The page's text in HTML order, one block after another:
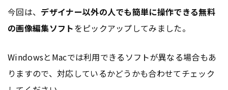
今回は、 デザイナー以外の人でも簡単に操作できる無料
の画像編集ソフトをピックアップしてみました。
WindowsとMacでは利用できるソフトが異なる場合もあ
りますので、対応しているかどうかも合わせてチェック